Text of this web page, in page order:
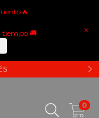
×
tiempo 🚚
0